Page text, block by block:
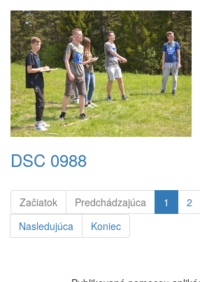
DSC 0988
Začiatok Predchádzajúca 1 2
Nasledujúca
Koniec